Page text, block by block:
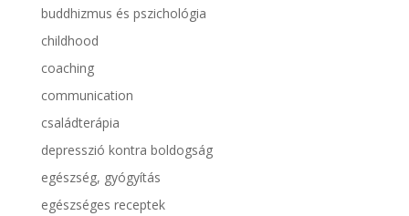
buddhizmus és pszichológia
childhood
coaching
communication
családterápia
depresszió kontra boldogság
egészség, gyógyítás
egészséges receptek